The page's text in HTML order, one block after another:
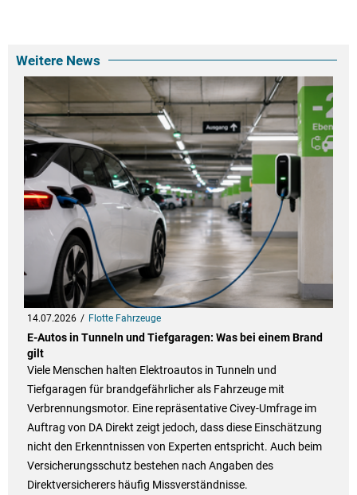
Weitere News
14.07.2026 Flotte Fahrzeuge
E-Autos in Tunneln und Tiefgaragen: Was bei einem Brand
gilt
Viele Menschen halten Elektroautos in Tunneln und
Tiefgaragen für brandgefährlicher als Fahrzeuge mit
Verbrennungsmotor. Eine repräsentative Civey-Umfrage im
Auftrag von DA Direkt zeigt jedoch, dass diese Einschätzung
nicht den Erkenntnissen von Experten entspricht. Auch beim
Versicherungsschutz bestehen nach Angaben des
Direktversicherers häufig Missverständnisse.